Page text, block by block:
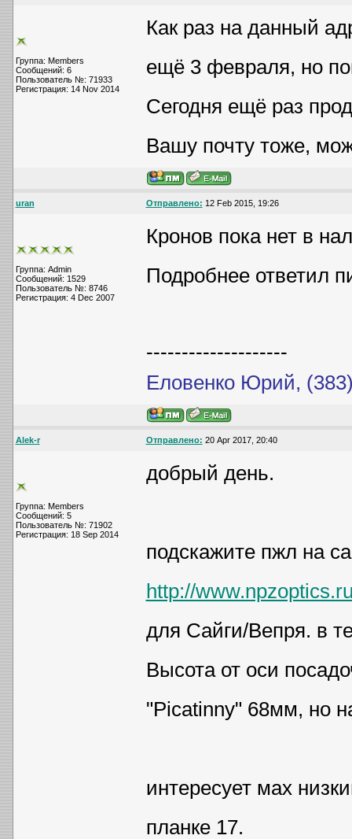
Группа: Members
Сообщений: 6
Пользователь №: 71933
Регистрация: 14 Nov 2014
Как раз на данный
ещё 3 февраля, но
Сегодня ещё раз
Вашу почту тоже,
uran Отправлено: 12 Feb 2015, 19:26
Группа: Admin
Сообщений: 1529
Пользователь №: 8746
Регистрация: 4 Dec 2007
Кронов пока нет в
Подробнее ответил
--------------------
Еловенко Юрий,
Alek-r Отправлено: 20 Apr 2017, 20:40
Группа: Members
Сообщений: 5
Пользователь №: 71902
Регистрация: 18 Sep 2014
добрый день.
подскажите пжл на
http://
для Сайги/Вепря. в
Высота от оси
"Picatinny" 68мм, но
интересует мах
планке 17.